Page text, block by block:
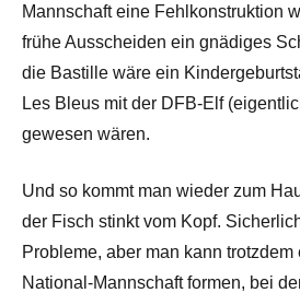
Mannschaft eine Fehlkonstruktion
frühe Ausscheiden ein gnädiges
die Bastille wäre ein
Les Bleus mit der DFB-Elf
gewesen wären.
Und so kommt man wieder zum
der Fisch stinkt vom Kopf.
Probleme, aber man kann
National-Mannschaft formen, bei